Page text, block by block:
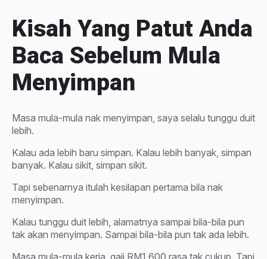
Kisah Yang Patut Anda
Baca Sebelum Mula
Menyimpan
Masa mula-mula nak menyimpan, saya selalu tunggu duit
lebih.
Kalau ada lebih baru simpan. Kalau lebih banyak, simpan
banyak. Kalau sikit, simpan sikit.
Tapi sebenarnya itulah kesilapan pertama bila nak
menyimpan.
Kalau tunggu duit lebih, alamatnya sampai bila-bila pun
tak akan menyimpan. Sampai bila-bila pun tak ada lebih.